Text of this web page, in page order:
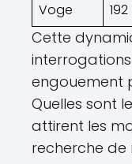
Voge
192
Cette
engouement
Quelles sont
attirent les
recherche